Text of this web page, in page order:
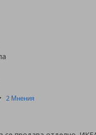
5.02 Мнения